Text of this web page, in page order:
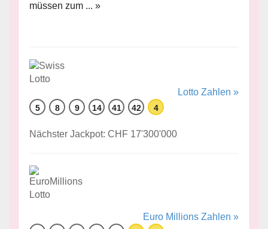
müssen zum ... »
Lotto Zahlen »
5 8 9 14 41 42 4
Nächster Jackpot: CHF 17'300'000
Euro Millions Zahlen »